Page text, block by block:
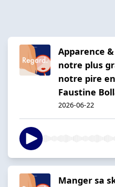
Apparence
notre plus
notre pire
Faustine
2026-06-22
Manger sa